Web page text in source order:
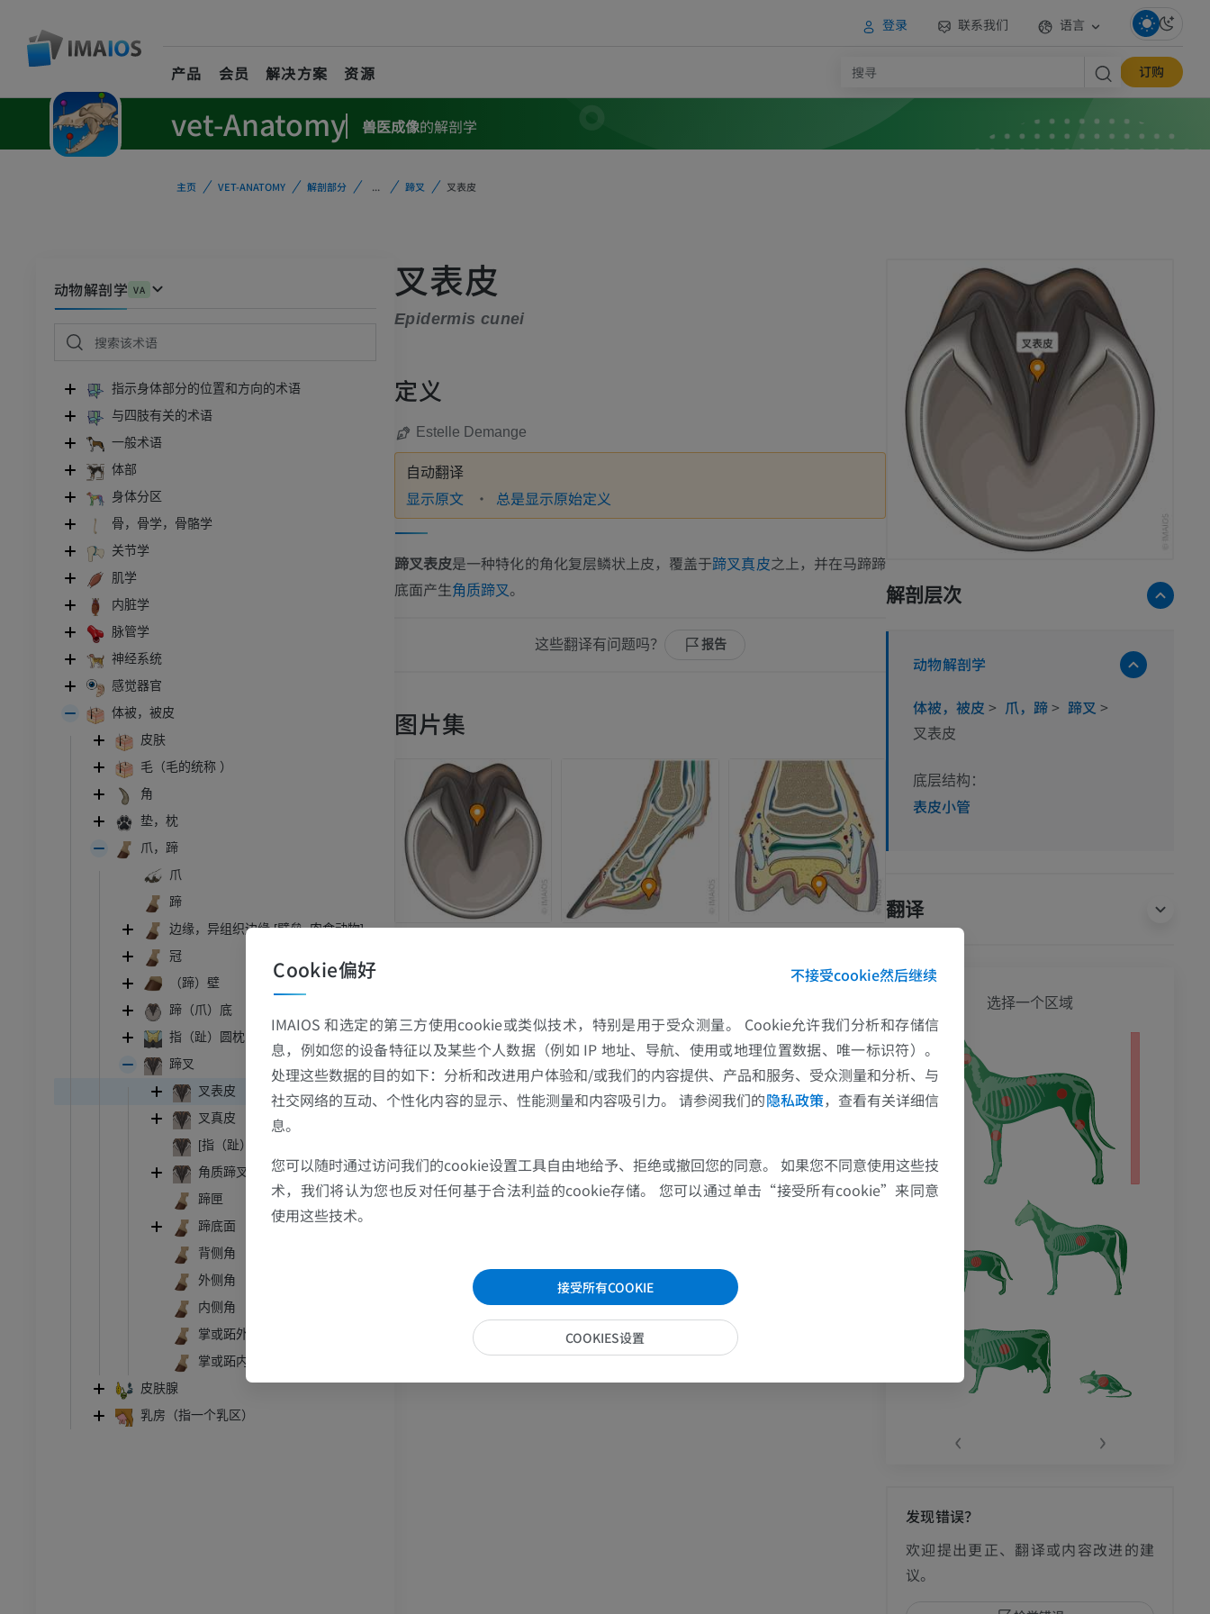
登录 联系我们 语言
产品 会员 解决方案 资源 订购
vet-Anatomy 兽医成像的解剖学
主页 VET-ANATOMY 解剖部分 ... 蹄叉 叉表皮
动物解剖学 VA
指示身体部分的位置和方向的术语
与四肢有关的术语
一般术语
体部
身体分区
骨，骨学，骨骼学
关节学
肌学
内脏学
脉管学
神经系统
感觉器官
体被，被皮
皮肤
毛（毛的统称 ）
角
垫，枕
爪，蹄
爪
蹄
边缘，异组织边缘 [壁垒, 肉食动物]
冠
（蹄）壁
蹄（爪）底
指（趾）圆枕，蹄（爪）圆枕
蹄叉
叉表皮
叉真皮
[指（趾）枕蹄叉部]叉皮下组织
角质蹄叉
蹄匣
蹄底面
背侧角
外侧角
内侧角
掌或跖外侧角
掌或跖内侧角
皮肤腺
乳房（指一个乳区）
叉表皮
Epidermis cunei
定义
Estelle Demange
自动翻译
显示原文 总是显示原始定义
蹄叉表皮是一种特化的角化复层鳞状上皮，覆盖于蹄叉真皮之上，并在马蹄蹄
底面产生角质蹄叉。
这些翻译有问题吗？ 报告
图片集
解剖层次
动物解剖学
体被，被皮 > 爪，蹄> 蹄叉 >
叉表皮
底层结构：
表皮小管
翻译
牛
牛：一般解剖学
免費
牛 - 骨学
插画
优质会员
马 - 骨学
插画
优质会员
放射影像学
免費
计算机体层摄影
优质会员
马 - 肌肉学
老鼠-全身
计算机体层摄影
免費
选择一个区域
‹ ›
发现错误？
欢迎提出更正、翻译或内容改进的建
议。
Cookie偏好 不接受cookie然后继续
IMAIOS 和选定的第三方使用cookie或类似技术，特别是用于受众测量。 Cookie允许我们分析和存储信
息，例如您的设备特征以及某些个人数据（例如 IP 地址、导航、使用或地理位置数据、唯一标识符）。
处理这些数据的目的如下：分析和改进用户体验和/或我们的内容提供、产品和服务、受众测量和分析、与
社交网络的互动、个性化内容的显示、性能测量和内容吸引力。 请参阅我们的隐私政策，查看有关详细信
息。
您可以随时通过访问我们的cookie设置工具自由地给予、拒绝或撤回您的同意。 如果您不同意使用这些技
术，我们将认为您也反对任何基于合法利益的cookie存储。 您可以通过单击“接受所有cookie”来同意
使用这些技术。
接受所有COOKIE
COOKIES设置